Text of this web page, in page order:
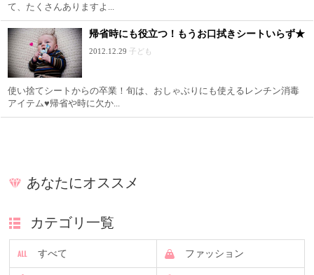
て、たくさんありますよ...
帰省時にも役立つ！もうお口拭きシートいらず★
2012.12.29 子ども
使い捨てシートからの卒業！旬は、おしゃぶりにも使えるレンチン消毒
アイテム♥帰省や時に欠か...
あなたにオススメ
カテゴリ一覧
すべて ファッション